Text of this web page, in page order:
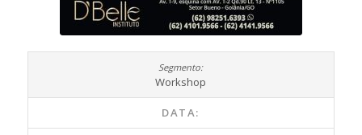
Workshop
DATA: